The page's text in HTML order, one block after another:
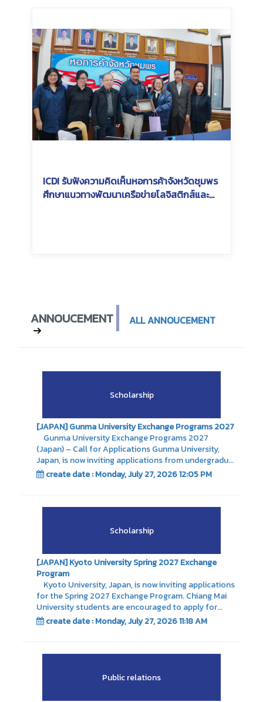
ICDI รับฟังความคิดเห็นหอการค้าจังหวัดชุมพร
ศึกษาแนวทางพัฒนาเครือข่ายโลจิสติกส์และ
ANNOUCEMENT ALL ANNOUCEMENT
Scholarship
[JAPAN] Gunma University Exchange Programs 2027
Gunma University Exchange Programs 2027
(Japan) – Call for Applications Gunma University,
Japan, is now inviting applications from undergradu...
create date : Monday, July 27, 2026 12:05 PM
Scholarship
[JAPAN] Kyoto University Spring 2027 Exchange
Program
Kyoto University, Japan, is now inviting applications
for the Spring 2027 Exchange Program. Chiang Mai
University students are encouraged to apply for...
create date : Monday, July 27, 2026 11:18 AM
Public relations